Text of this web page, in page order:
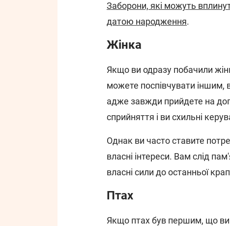
Заборони, які можуть
датою народження.
Жінка
Якщо ви одразу побачили
можете поспівчувати іншим,
адже завжди прийдете на
сприйняття і ви схильні
Однак ви часто ставите
власні інтереси. Вам слід
власні сили до останньої
Птах
Якщо птах був першим, що ви